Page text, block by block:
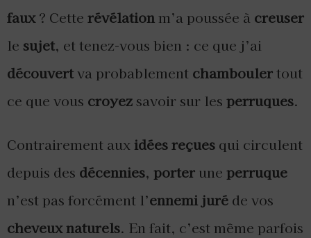
faux? Cette révélation m’a poussée à creuser
le sujet, et tenez-vous bien : ce que j’ai
découvertva probablement chamboulertout
ce que vous croyezsavoir sur les perruques.
Contrairement aux idées reçues qui circulent
depuis des décennies, porter une perruque
n’est pas forcément l’ennemi juré de vos
cheveux naturels. En fait, c’est même parfois